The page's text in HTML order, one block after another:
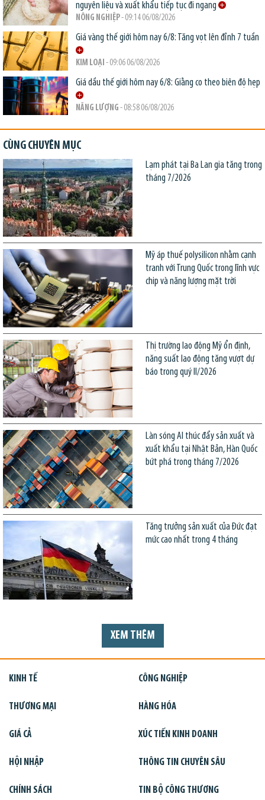
nguyên liệu và xuất khẩu tiếp tục đi ngang
NÔNG NGHIỆP- 09:14 06/08/2026
Giá vàng thế giới hôm nay 6/8: Tăng vọt lên đỉnh 7 tuần
KIM LOẠI - 09:06 06/08/2026
Giá dầu thế giới hôm nay 6/8: Giằng co theo biên độ hẹp
NĂNG LƯỢNG - 08:58 06/08/2026
CÙNG CHUYÊN MỤC
Lạm phát tại Ba Lan gia tăng trong
tháng 7/2026
Mỹ áp thuế polysilicon nhằm cạnh
tranh với Trung Quốc trong lĩnh vực
chip và năng lượng mặt trời
Thị trường lao động Mỹ ổn định,
năng suất lao động tăng vượt dự
báo trong quý II/2026
Làn sóng AI thúc đẩy sản xuất và
xuất khẩu tại Nhật Bản, Hàn Quốc
bứt phá trong tháng 7/2026
Tăng trưởng sản xuất của Đức đạt
mức cao nhất trong 4 tháng
XEM THÊM
KINH TẾ CÔNG NGHIỆP
THƯƠNG MẠI HÀNG HÓA
GIÁ CẢ XÚC TIẾN KINH DOANH
HỘI NHẬP THÔNG TIN CHUYÊN SÂU
CHÍNH SÁCH TIN BỘ CÔNG THƯƠNG